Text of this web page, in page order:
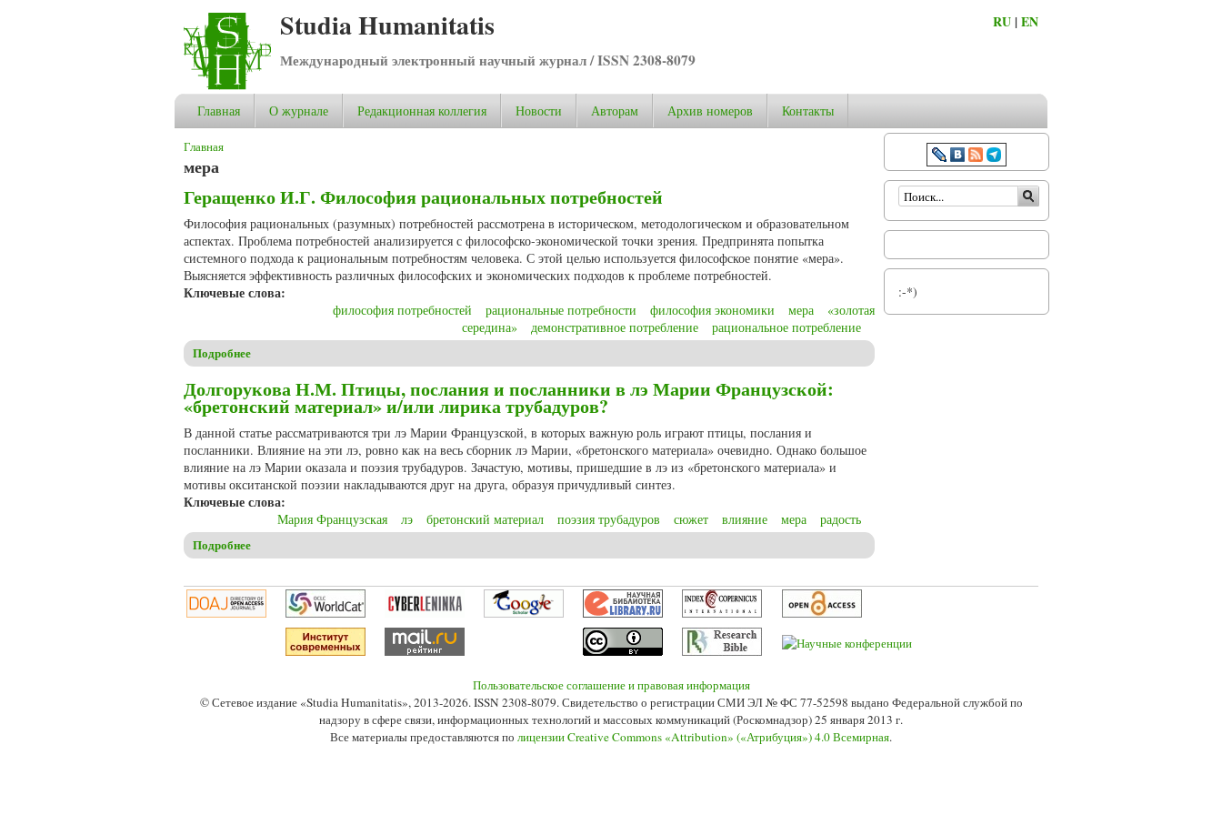
Studia Humanitatis
Международный электронный научный журнал / ISSN 2308-8079
RU |EN
Главная О журнале Редакционная коллегия Новости Авторам Архив номеров Контакты
Вы здесь
Главная
мера
Геращенко И.Г. Философия рациональных потребностей
Философия рациональных (разумных) потребностей рассмотрена в историческом, методологическом и образовательном
аспектах. Проблема потребностей анализируется с философско-экономической точки зрения. Предпринята попытка
системного подхода к рациональным потребностям человека. С этой целью используется философское понятие «мера».
Выясняется эффективность различных философских и экономических подходов к проблеме потребностей.
Ключевые слова:
философия потребностей рациональные потребности философия экономики мера
«золотая
середина»
демонстративное потребление рациональное потребление
Подробнее
Долгорукова Н.М. Птицы, послания и посланники в лэ Марии Французской:
«бретонский материал» и/или лирика трубадуров?
В данной статье рассматриваются три лэ Марии Французской, в которых важную роль играют птицы, послания и
посланники. Влияние на эти лэ, ровно как на весь сборник лэ Марии, «бретонского материала» очевидно. Однако большое
влияние на лэ Марии оказала и поэзия трубадуров. Зачастую, мотивы, пришедшие в лэ из «бретонского материала» и
мотивы окситанской поэзии накладываются друг на друга, образуя причудливый синтез.
Ключевые слова:
Мария Французская лэ бретонский материал поэзия трубадуров сюжет влияние мера радость
Подробнее
Форма поиска
:-*)
Пользовательское соглашение и правовая информация
© Сетевое издание «Studia Humanitatis», 2013-2026. ISSN 2308-8079. Свидетельство о регистрации СМИ ЭЛ № ФС 77-52598 выдано Федеральной службой по
надзору в сфере связи, информационных технологий и массовых коммуникаций (Роскомнадзор) 25 января 2013 г.
Все материалы предоставляются по лицензии Creative Commons «Attribution» («Атрибуция») 4.0 Всемирная.